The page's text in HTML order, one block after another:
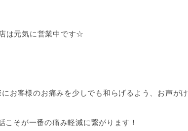
は元気に営業中です☆
お客様のお痛みを少しでも和らげるよう、お声がけ
そが一番の痛み軽減に繋がります！